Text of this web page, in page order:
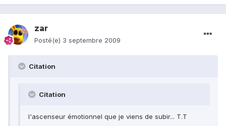
zar
Posté(e) 3 septembre 2009
Citation
Citation
l'ascenseur émotionnel que je viens de subir... T.T